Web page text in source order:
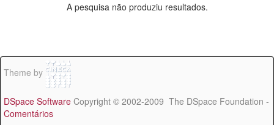
A pesquisa não produziu resultados.
Theme by
DSpace Software Copyright © 2002-2009 The DSpace Foundation -
Comentários